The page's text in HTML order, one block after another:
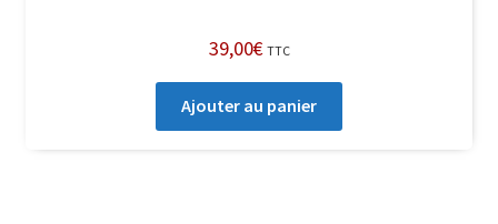
39,00€ TTC
Ajouter au panier